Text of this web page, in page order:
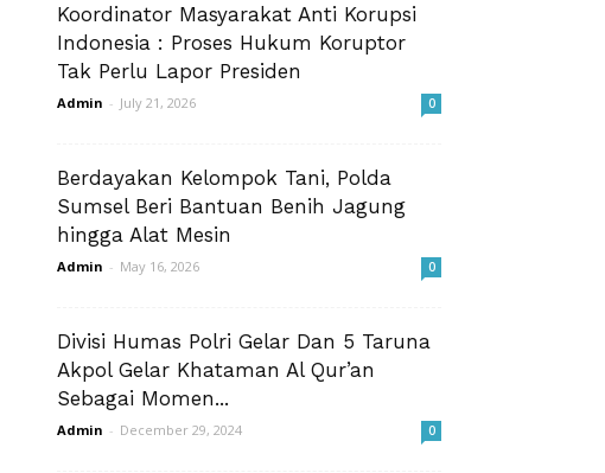
Koordinator Masyarakat Anti Korupsi
Indonesia : Proses Hukum Koruptor
Tak Perlu Lapor Presiden
Admin - July 21, 2026 0
Berdayakan Kelompok Tani, Polda
Sumsel Beri Bantuan Benih Jagung
hingga Alat Mesin
Admin - May 16, 2026 0
Divisi Humas Polri Gelar Dan 5 Taruna
Akpol Gelar Khataman Al Qur’an
Sebagai Momen...
Admin - December 29, 2024 0